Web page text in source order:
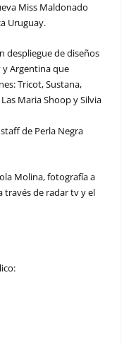
Miss Maldonado
Uruguay.
despliegue de diseños
y Argentina que
Tricot, Sustana,
Maria Shoop y Silvia
de Perla Negra
Molina, fotografía a
través de radar tv y el